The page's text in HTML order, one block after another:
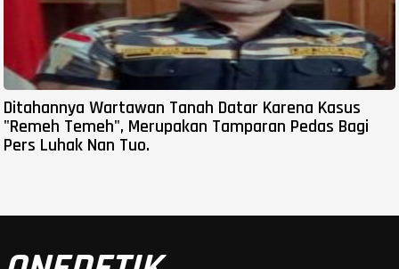
Ditahannya Wartawan Tanah Datar Karena Kasus
"Remeh Temeh", Merupakan Tamparan Pedas Bagi
Pers Luhak Nan Tuo.